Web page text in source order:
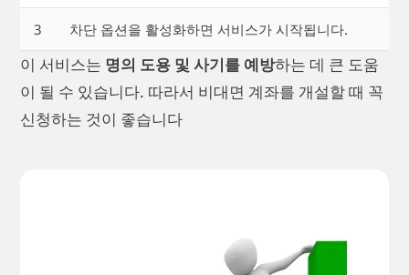
3 차단 옵션을 활성화하면 서비스가 시작됩니다.
이 서비스는 명의 도용 및 사기를 예방하는 데 큰 도움
이 될 수 있습니다. 따라서 비대면 계좌를 개설할 때 꼭
신청하는 것이 좋습니다